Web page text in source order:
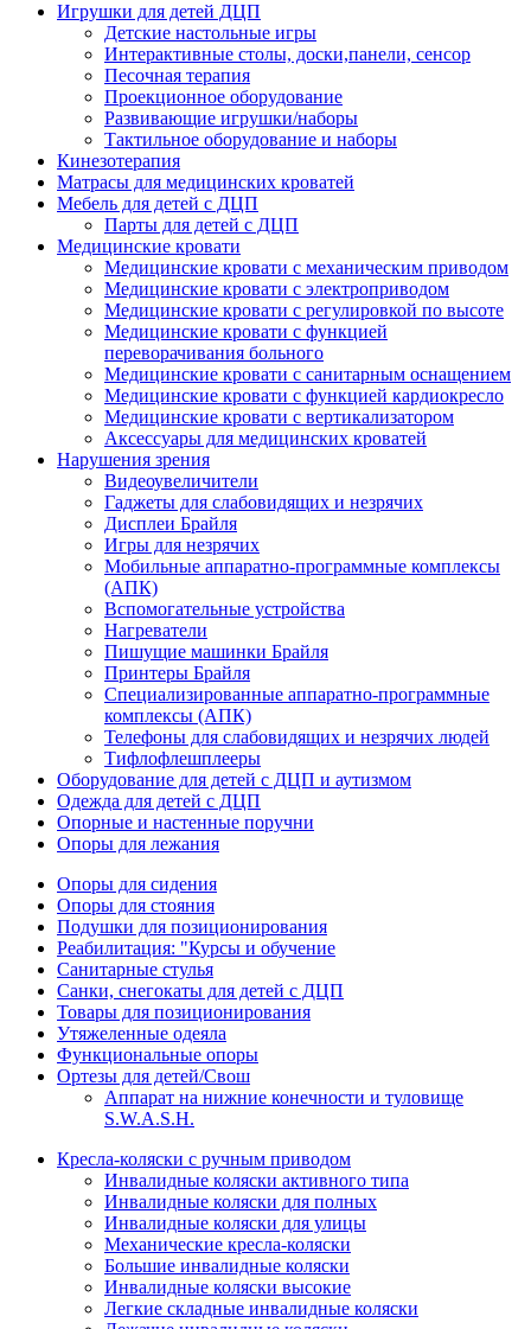
Игрушки для детей ДЦП
Детские настольные игры
Интерактивные столы, доски,панели, сенсор
Песочная терапия
Проекционное оборудование
Развивающие игрушки/наборы
Тактильное оборудование и наборы
Кинезотерапия
Матрасы для медицинских кроватей
Мебель для детей с ДЦП
Парты для детей с ДЦП
Медицинские кровати
Медицинские кровати с механическим приводом
Медицинские кровати с электроприводом
Медицинские кровати с регулировкой по высоте
Медицинские кровати с функцией
переворачивания больного
Медицинские кровати с санитарным оснащением
Медицинские кровати с функцией кардиокресло
Медицинские кровати с вертикализатором
Аксессуары для медицинских кроватей
Нарушения зрения
Видеоувеличители
Гаджеты для слабовидящих и незрячих
Дисплеи Брайля
Игры для незрячих
Мобильные аппаратно-программные комплексы
(АПК)
Вспомогательные устройства
Нагреватели
Пишущие машинки Брайля
Принтеры Брайля
Специализированные аппаратно-программные
комплексы (АПК)
Телефоны для слабовидящих и незрячих людей
Тифлофлешплееры
Оборудование для детей с ДЦП и аутизмом
Одежда для детей с ДЦП
Опорные и настенные поручни
Опоры для лежания
Опоры для сидения
Опоры для стояния
Подушки для позиционирования
Реабилитация: "Курсы и обучение
Санитарные стулья
Санки, снегокаты для детей с ДЦП
Товары для позиционирования
Утяжеленные одеяла
Функциональные опоры
Ортезы для детей/Свош
Аппарат на нижние конечности и туловище
S.W.A.S.H.
Кресла-коляски с ручным приводом
Инвалидные коляски активного типа
Инвалидные коляски для полных
Инвалидные коляски для улицы
Механические кресла-коляски
Большие инвалидные коляски
Инвалидные коляски высокие
Легкие складные инвалидные коляски